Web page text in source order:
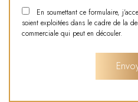
En soumettant ce formulaire,
soient exploitées dans le cadre de la
commerciale qui peut en découler.